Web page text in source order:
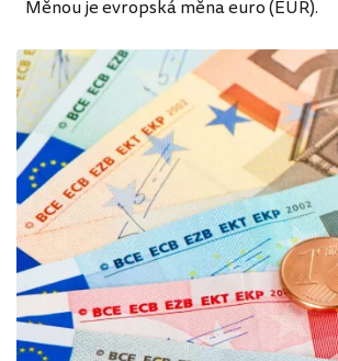
Měnou je evropská měna euro (EUR).